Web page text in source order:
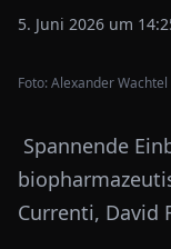
5. Juni 2026 um
Foto:Alexander Wachtel
Spannende
Currenti, David